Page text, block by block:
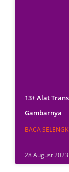
13+ Alat
Gambarnya
BACA
28 August 2023